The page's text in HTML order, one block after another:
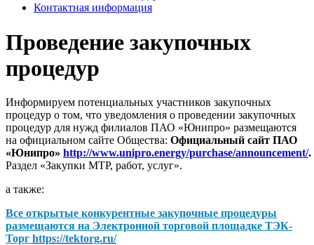
Контактная информация
Проведение закупочных
процедур
Информируем потенциальных участников закупочных
процедур о том, что уведомления о проведении закупочных
процедур для нужд филиалов ПАО «Юнипро» размещаются
на официальном сайте Общества: Официальный сайт ПАО
«Юнипро» http://www.unipro.energy/purchase/announcement/.
Раздел «Закупки МТР, работ, услуг».
а также:
Все открытые конкурентные закупочные процедуры
размещаются на Электронной торговой площадке ТЭК-
Торг https://tektorg.ru/